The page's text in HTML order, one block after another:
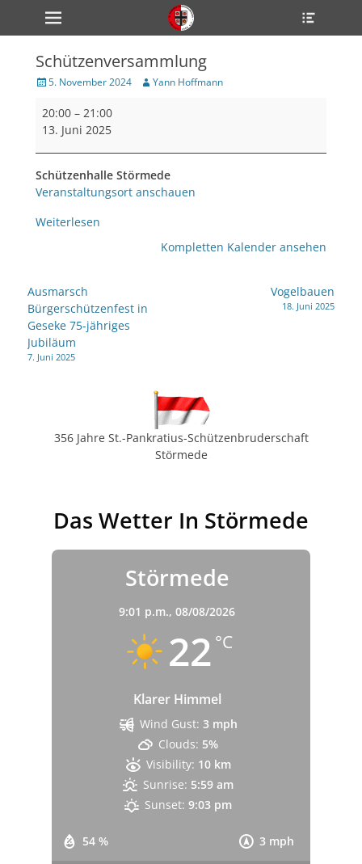
zum
Inhalt
Primärmenü
Schützenversammlung
Veröffentlicht
5. November 2024 Author
Yann Hoffmann
Schützenversammlung
20:00 – 21:00
13. Juni 2025
Schützenhalle Störmede
Veranstaltungsort anschauen
Weiterlesen
Kompletten Kalender ansehen
Beitragsnavigation
Ausmarsch
Bürgerschützenfest in
Geseke 75-jähriges
Jubiläum
7. Juni 2025
Vogelbauen
18. Juni 2025
356 Jahre St.-Pankratius-Schützenbruderschaft
Störmede
Das Wetter In Störmede
Störmede
9:01 p.m., 08/08/2026
22 °C
Klarer Himmel
54 % 3 mph
Wind Gust: 3 mph
Clouds: 5%
Visibility: 10 km
Sunrise: 5:59 am
Sunset: 9:03 pm